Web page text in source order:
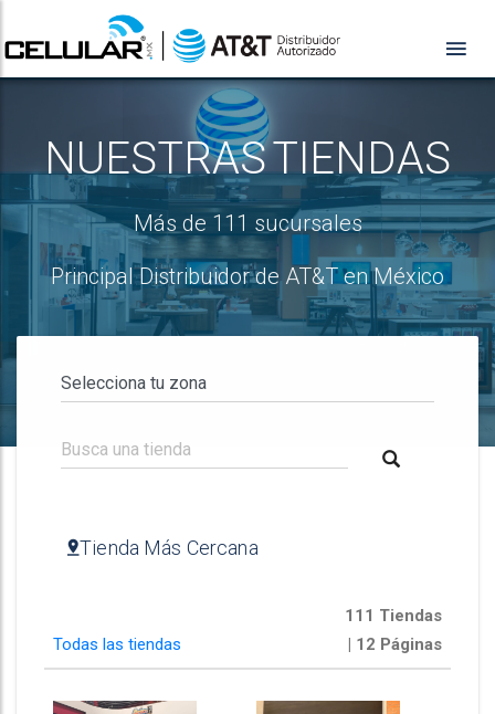
NUESTRAS TIENDAS
Más de 111 sucursales
Principal Distribuidor de AT&T en México
Tienda Más Cercana
Todas las tiendas
111 Tiendas
| 12 Páginas